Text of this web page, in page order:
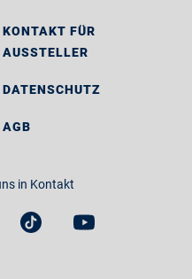
KONTAKT FÜR
AUSSTELLER
DATENSCHUTZ
AGB
in Kontakt